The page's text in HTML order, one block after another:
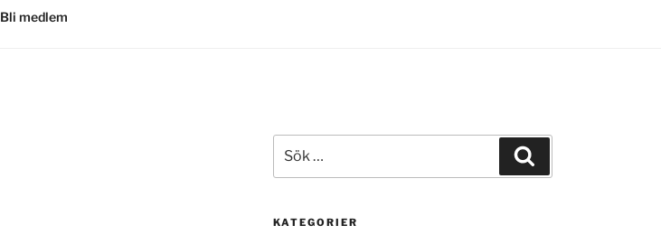
Bli medlem
efter:
KATEGORIER